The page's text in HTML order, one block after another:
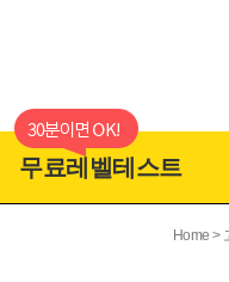
무료레벨테스트
Home >